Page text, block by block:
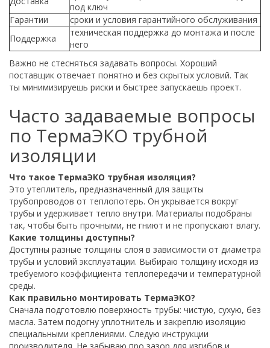
под ключ
Гарантии
сроки и условия гарантийного обслуживания
Поддержка
техническая поддержка до монтажа и после
него
Важно не стесняться задавать вопросы. Хороший
поставщик отвечает понятно и без скрытых условий. Так
ты минимизируешь риски и быстрее запускаешь проект.
Часто задаваемые вопросы
по ТермаЭКО трубной
изоляции
Что такое ТермаЭКО трубная изоляция?
Это утеплитель, предназначенный для защиты
трубопроводов от теплопотерь. Он укрывается вокруг
трубы и удерживает тепло внутри. Материалы подобраны
так, чтобы быть прочными, не гниют и не пропускают влагу.
Какие толщины доступны?
Доступны разные толщины слоя в зависимости от диаметра
трубы и условий эксплуатации. Выбираю толщину исходя из
требуемого коэффициента теплопередачи и температурной
среды.
Как правильно монтировать ТермаЭКО?
Сначала подготовлю поверхность трубы: чистую, сухую, без
масла. Затем подогну уплотнитель и закреплю изоляцию
специальными креплениями. Следую инструкции